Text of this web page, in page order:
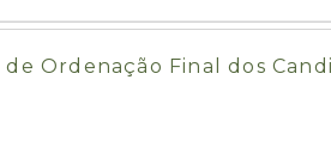
Ordenação Final dos